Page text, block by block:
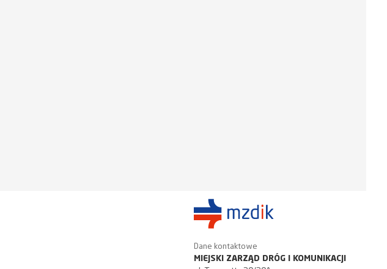
Dane kontaktowe
MIEJSKI ZARZĄD DRÓG I KOMUNIKACJI